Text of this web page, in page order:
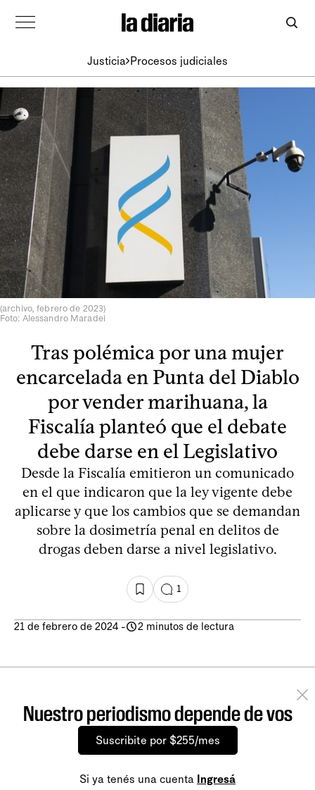
Justicia Procesos judiciales
(archivo, febrero de 2023)
Foto: Alessandro Maradei
Tras polémica por una mujer
encarcelada en Punta del Diablo
por vender marihuana, la
Fiscalía planteó que el debate
debe darse en el Legislativo
Desde la Fiscalía emitieron un comunicado
en el que indicaron que la ley vigente debe
aplicarse y que los cambios que se demandan
sobre la dosimetría penal en delitos de
drogas deben darse a nivel legislativo.
1
21 de febrero de 2024 - 2 minutos de lectura
Nuestro periodismo depende de vos
Suscribite por $255/mes
Si ya tenés una cuenta Ingresá